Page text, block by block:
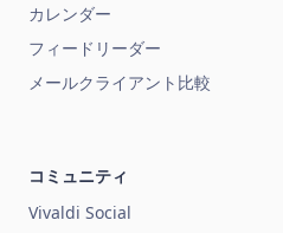
カレンダー
フィードリーダー
メールクライアント比較
コミュニティ
Vivaldi Social